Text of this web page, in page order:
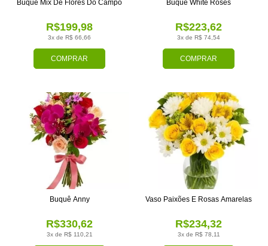
COMPRAR
3x de R$ 66,66
R$199,98
Buquê Mix De Flores Do Campo
COMPRAR
3x de R$ 74,54
R$223,62
Buquê White Roses
3x de R$ 110,21
R$330,62
Buquê Anny
3x de R$ 78,11
R$234,32
Vaso Paixões E Rosas Amarelas